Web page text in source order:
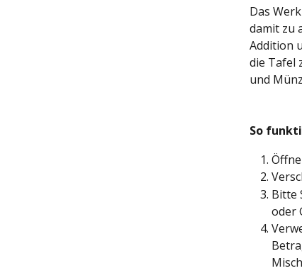
Das
damit zu
Addition
die Tafel
und
So
Bitte
oder